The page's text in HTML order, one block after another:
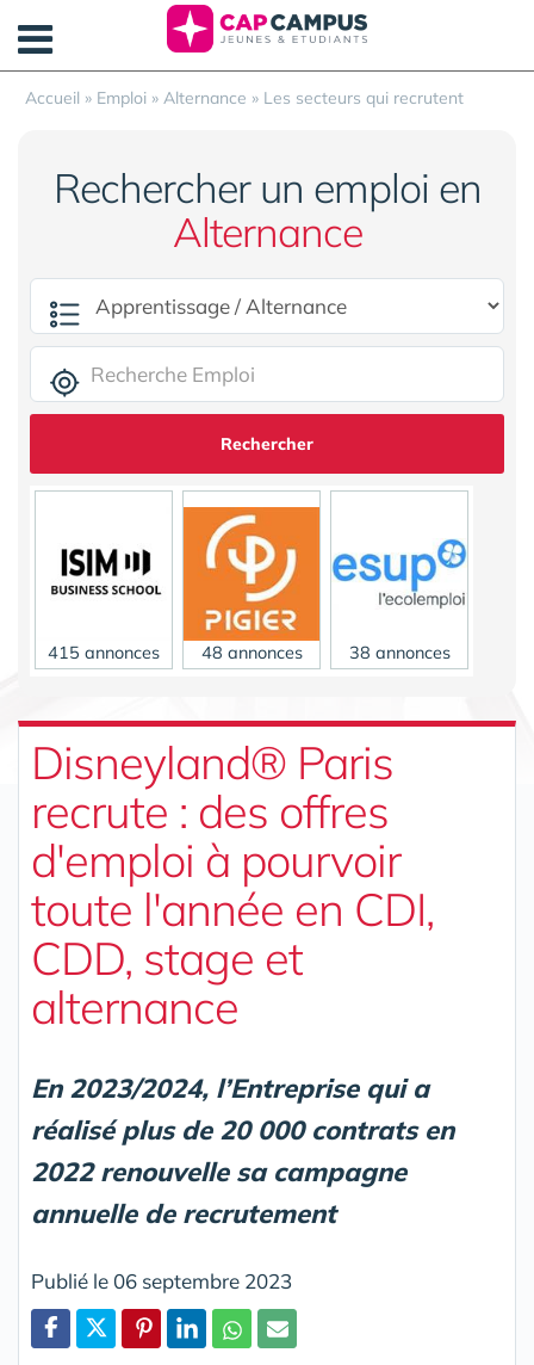
Accueil » Emploi » Alternance » Les secteurs qui recrutent
Rechercher un emploi en
Alternance
Rechercher
415 annonces 48 annonces 38 annonces
23 annonces
Disneyland® Paris
recrute : des offres
d'emploi à pourvoir
toute l'année en CDI,
CDD, stage et
alternance
En 2023/2024, l’Entreprise qui a
réalisé plus de 20 000 contrats en
2022 renouvelle sa campagne
annuelle de recrutement
Publié le 06 septembre 2023
Panneau de gestion des cookies